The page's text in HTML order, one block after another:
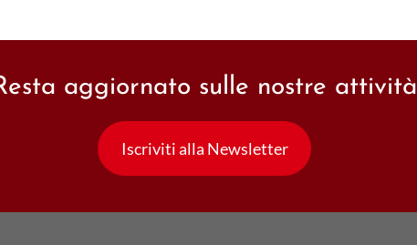
aggiornato sulle nostre attività
Iscriviti alla Newsletter